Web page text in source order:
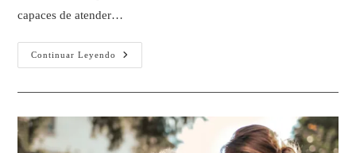
capaces de atender…
Continuar Leyendo